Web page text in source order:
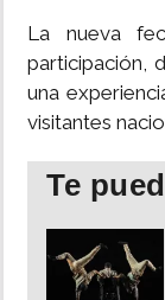
La nueva
participación,
una
visitantes
Te